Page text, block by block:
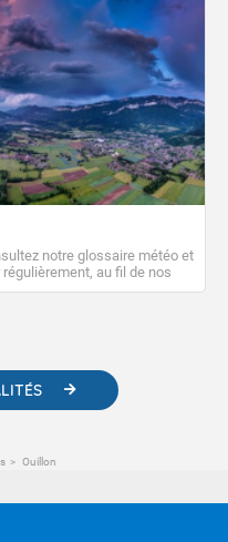
notre glossaire météo et
au fil de nos
des liens utiles vers nos
Ouillon